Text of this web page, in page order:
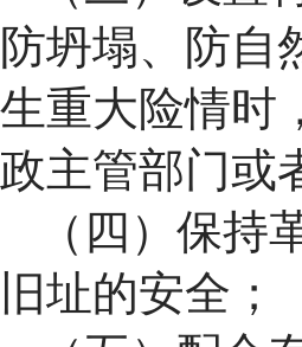
防坍塌、防自
生重大险情时
政主管部门或
（四）保
旧址的安全；